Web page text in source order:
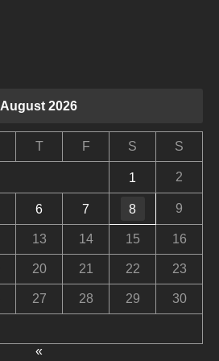
August 2026
T F S S
1 2
6 7 8 9
13 14 15 16
20 21 22 23
27 28 29 30
«